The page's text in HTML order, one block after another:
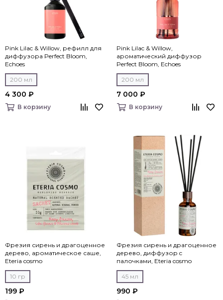
Pink Lilac & Willow, рефилл для
диффузора Perfect Bloom,
Echoes
200 мл
4 300 ₽
В корзину
Pink Lilac & Willow,
ароматический диффузор
Perfect Bloom, Echoes
200 мл
7 000 ₽
В корзину
Фрезия сирень и драгоценное
дерево, ароматическое саше,
Eteria cosmo
10 гр
199 ₽
Фрезия сирень и драгоценное
дерево, диффузор c
палочками, Eteria cosmo
45 мл
990 ₽